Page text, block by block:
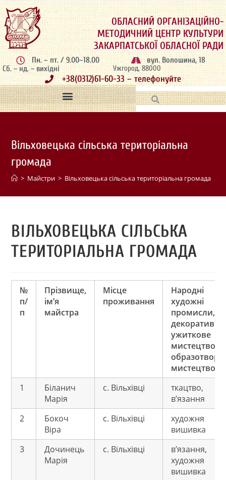
ОБЛАСНИЙ ОРГАНІЗАЦІЙНО-
МЕТОДИЧНИЙ ЦЕНТР КУЛЬТУРИ
ЗАКАРПАТСЬКОЇ ОБЛАСНОЇ РАДИ
Пн. – пт. / 9.00–18.00
Сб. – нд. – вихідні
вул. Волошина, 18
Ужгород, 88000
+38(0312)61-60-33 – телефонуйте
Вільховецька сільська територіальна
громада
> Майстри > Вільховецька сільська територіальна громада
ВІЛЬХОВЕЦЬКА СІЛЬСЬКА
ТЕРИТОРІАЛЬНА ГРОМАДА
№
п/
п
Прізвище,
ім’я
майстра
Місце
проживання
Народні
художні
промисли,
ужиткове
мистецтво,
мистецтво
1
Біланич
Марія
с. Вільхівці
ткацтво,
в’язання
2
Бокоч
Віра
с. Вільхівці
художня
вишивка
3
Дочинець
Марія
с. Вільхівці
в’язання,
художня
вишивка